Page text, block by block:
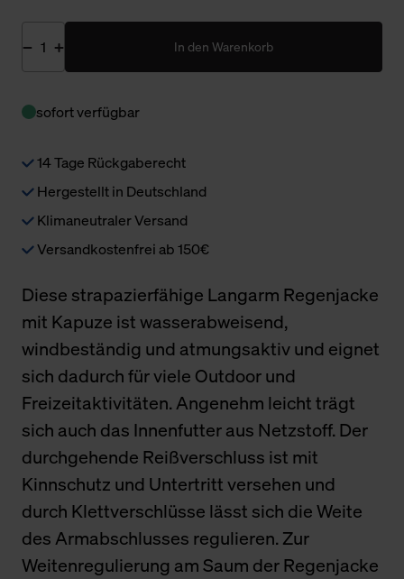
In den Warenkorb
sofort verfügbar
14 Tage Rückgaberecht
Hergestellt in Deutschland
Klimaneutraler Versand
Versandkostenfrei ab 150€
Diese strapazierfähige Langarm Regenjacke
mit Kapuze ist wasserabweisend,
windbeständig und atmungsaktiv und eignet
sich dadurch für viele Outdoor und
Freizeitaktivitäten. Angenehm leicht trägt
sich auch das Innenfutter aus Netzstoff. Der
durchgehende Reißverschluss ist mit
Kinnschutz und Untertritt versehen und
durch Klettverschlüsse lässt sich die Weite
des Armabschlusses regulieren. Zur
Weitenregulierung am Saum der Regenjacke